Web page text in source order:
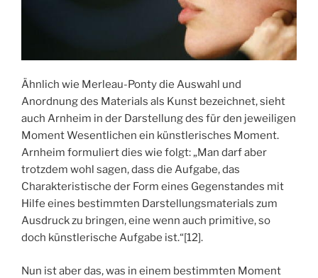
Ähnlich wie Merleau-Ponty die Auswahl und
Anordnung des Materials als Kunst bezeichnet, sieht
auch Arnheim in der Darstellung des für den jeweiligen
Moment Wesentlichen ein künstlerisches Moment.
Arnheim formuliert dies wie folgt: „Man darf aber
trotzdem wohl sagen, dass die Aufgabe, das
Charakteristische der Form eines Gegenstandes mit
Hilfe eines bestimmten Darstellungsmaterials zum
Ausdruck zu bringen, eine wenn auch primitive, so
doch künstlerische Aufgabe ist.“[12].
Nun ist aber das, was in einem bestimmten Moment